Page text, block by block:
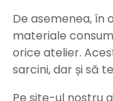
De asemenea, în
materiale
orice atelier.
sarcini, dar și să